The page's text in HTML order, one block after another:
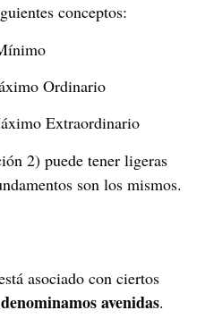
conceptos:
Ordinario
Extraordinario
2) puede tener ligeras
son los mismos.
asociado con ciertos
avenidas.